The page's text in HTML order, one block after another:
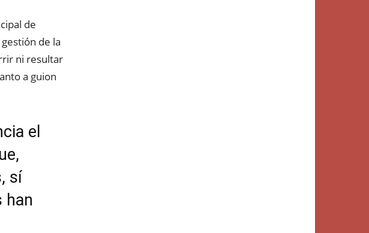
de
de la
ni resultar
a guion
el
sí
han